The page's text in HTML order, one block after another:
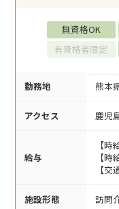
無資格OK
有資格者限定
勤務地 熊本
アクセス 鹿児
給与
【
【
【
施設形態 訪問